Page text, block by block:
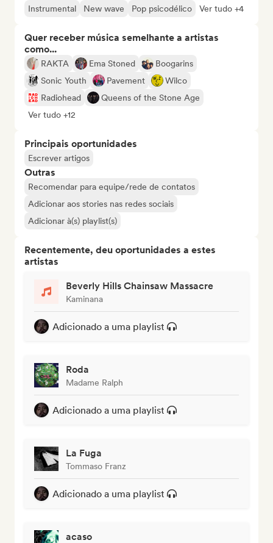
Instrumental
New wave Pop psicodélico Ver tudo +4
Quer receber música semelhante a artistas
como...
RAKTA Ema Stoned
Boogarins
Sonic Youth
Pavement
Wilco
Radiohead
Queens of the Stone Age
Ver tudo +12
Principais oportunidades
Escrever artigos
Outras
Recomendar para equipe/rede de contatos
Adicionar aos stories nas redes sociais
Adicionar à(s) playlist(s)
Recentemente, deu oportunidades a estes
artistas
Beverly Hills Chainsaw Massacre
Kaminana
Adicionado a uma playlist
Roda
Madame Ralph
Adicionado a uma playlist
La Fuga
Tommaso Franz
Adicionado a uma playlist
acaso